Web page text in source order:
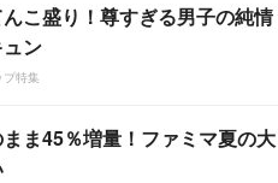
こ盛り！尊すぎる男子の純情
ン
プ特集
ま45％増量！ファミマ夏の大